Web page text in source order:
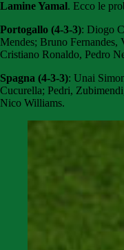
Lamine Yamal. Ecco le
Portogallo (4-3-3): Diogo
Mendes; Bruno Fernandes,
Cristiano Ronaldo, Pedro
Spagna (4-3-3): Unai
Cucurella; Pedri,
Nico Williams.